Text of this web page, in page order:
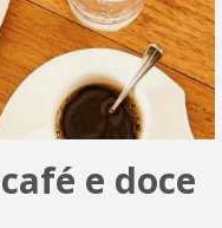
e doce